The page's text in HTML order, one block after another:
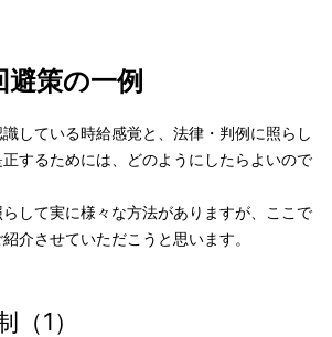
策の一例
している時給感覚と、法律・判例に照らし
するためには、どのようにしたらよいので
して実に様々な方法がありますが、ここで
介させていただこうと思います。
（1）